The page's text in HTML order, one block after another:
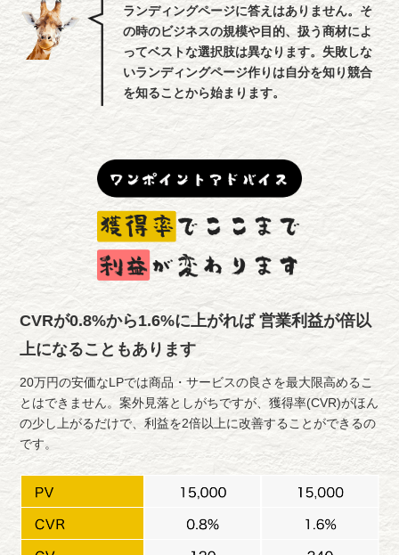
ランディングページに答えはありません。そ
の時のビジネスの規模や目的、扱う商材によ
ってベストな選択肢は異なります。失敗しな
いランディングページ作りは自分を知り競合
を知ることから始まります。
CVRが0.8%から1.6%に上がれば営業利益が倍以
上になることもあります
20万円の安価なLPでは商品・サービスの良さを最大限高めるこ
とはできません。案外見落としがちですが、獲得率(CVR)がほん
の少し上がるだけで、利益を2倍以上に改善することができるの
です。